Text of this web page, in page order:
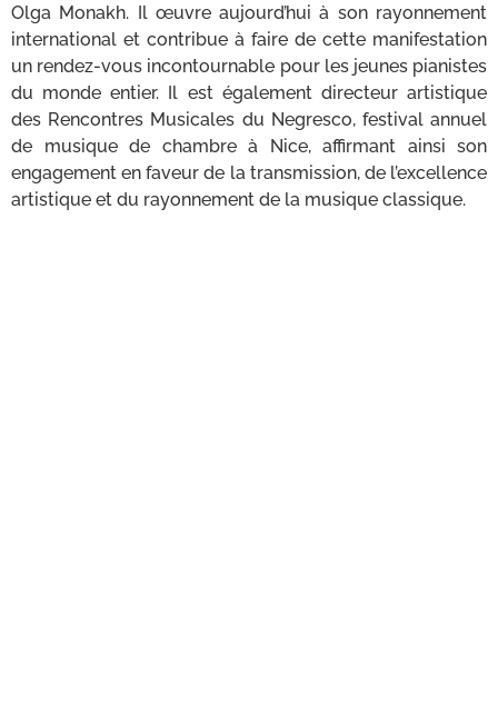
Olga Monakh. Il œuvre aujourd’hui à son rayonnement
international et contribue à faire de cette manifestation
un rendez-vous incontournable pour les jeunes pianistes
du monde entier. Il est également directeur artistique
des Rencontres Musicales du Negresco, festival annuel
de musique de chambre à Nice, affirmant ainsi son
engagement en faveur de la transmission, de l’excellence
artistique et du rayonnement de la musique classique.